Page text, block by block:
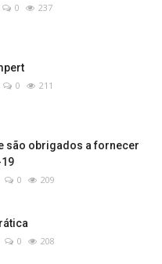
0 237
0 211
são obrigados a fornecer
0 209
0 208